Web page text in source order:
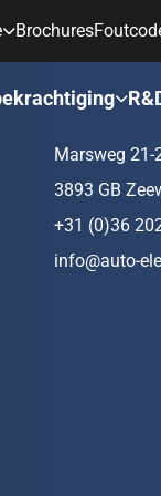
Brochures
Contact
Marsweg 21-
3893 GB
+31 (0)36
info@auto-